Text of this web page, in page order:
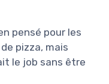
pensé pour les
pizza, mais
le job sans être